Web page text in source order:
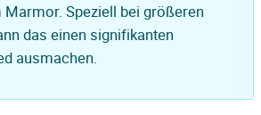
Marmor. Speziell bei größeren
das einen signifikanten
ausmachen.